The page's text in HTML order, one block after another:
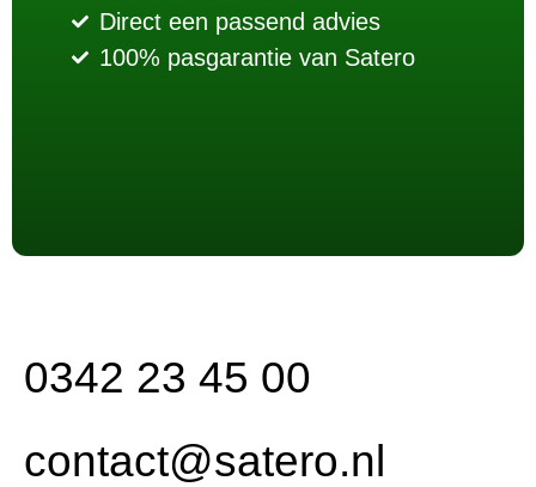
Direct een passend advies
100% pasgarantie van Satero
0342 23 45 00
contact@satero.nl